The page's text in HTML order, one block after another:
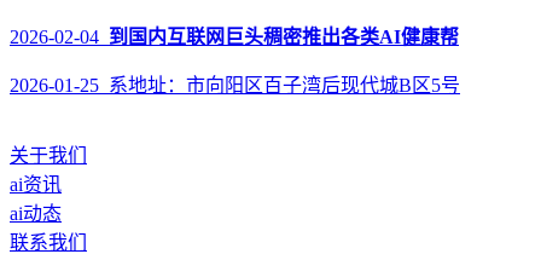
2026-02-04 到国内互联网巨头稠密推出各类AI健康帮
2026-01-25 系地址：市向阳区百子湾后现代城B区5号
关于我们
ai资讯
ai动态
联系我们